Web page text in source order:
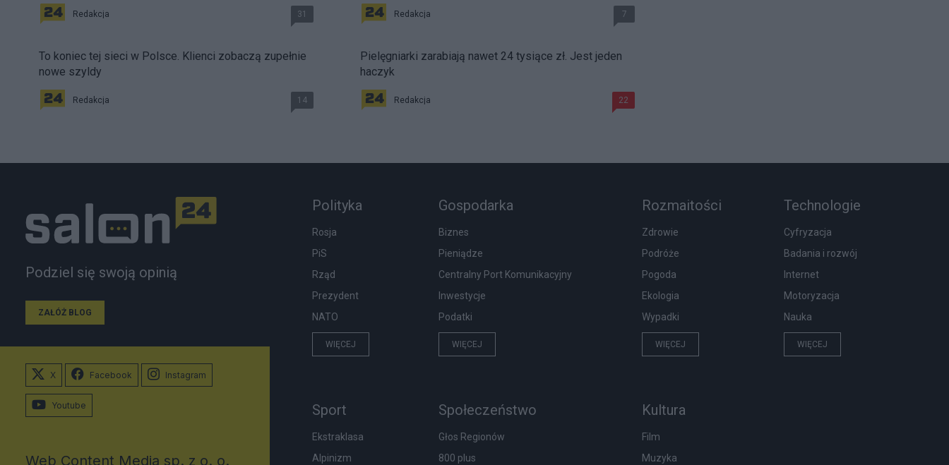
Redakcja 31
To koniec tej sieci w Polsce. Klienci zobaczą zupełnie
nowe szyldy
Redakcja 14
Redakcja 7
Pielęgniarki zarabiają nawet 24 tysiące zł. Jest jeden
haczyk
Redakcja 22
Podziel się swoją opinią
ZAŁÓŻ BLOG
Polityka
Rosja
PiS
Rząd
Prezydent
NATO
WIĘCEJ
Gospodarka
Biznes
Pieniądze
Centralny Port Komunikacyjny
Inwestycje
Podatki
WIĘCEJ
Rozmaitości
Zdrowie
Podróże
Pogoda
Ekologia
Wypadki
WIĘCEJ
Technologie
Cyfryzacja
Badania i rozwój
Internet
Motoryzacja
Nauka
WIĘCEJ
Sport
Ekstraklasa
Alpinizm
Społeczeństwo
Głos Regionów
800 plus
Kultura
Film
Muzyka
X Facebook Instagram
Youtube
Web Content Media sp. z o. o.